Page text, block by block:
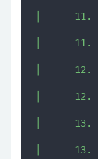
│      11.
│      11.
│      12.
│      12.
│      13.
│      13.